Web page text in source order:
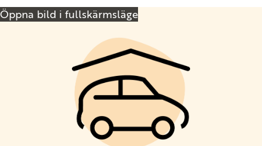
Öppna bild i fullskärmsläge